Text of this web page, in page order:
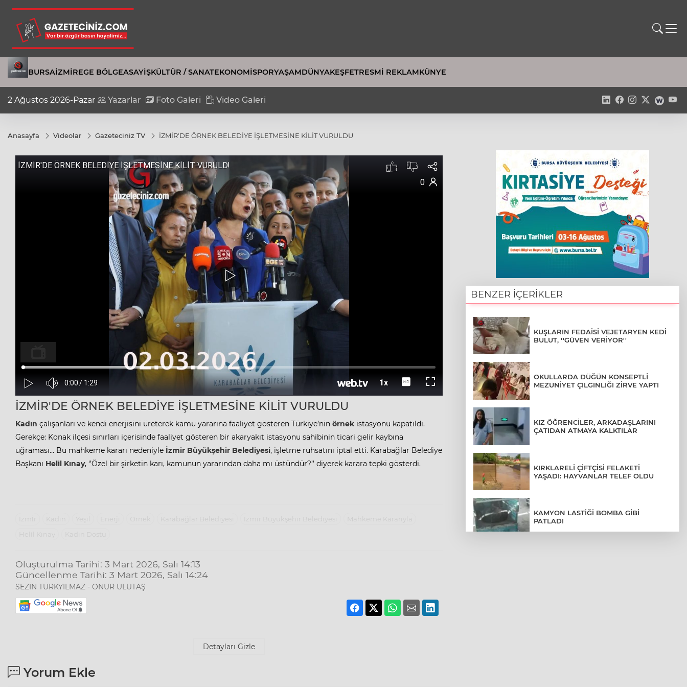
BURSAİZMIREGE BÖLGEASAYIŞKÜLTÜR / SANATEKONOMISPORYAŞAMDÜNYAKEŞFETRESMI REKLAMKÜNYE
2 Ağustos 2026-Pazar Yazarlar Foto Galeri Video Galeri
Anasayfa Videolar Gazeteciniz TV İZMİR'DE ÖRNEK BELEDİYE İŞLETMESİNE KİLİT VURULDU
İZMİR'DE ÖRNEK BELEDİYE İŞLETMESİNE KİLİT VURULDU
Kadın çalışanları ve kendi enerjisini üreterek kamu yararına faaliyet gösteren Türkiye’nin örnek istasyonu kapatıldı.
Gerekçe: Konak ilçesi sınırları içerisinde faaliyet gösteren bir akaryakıt istasyonu sahibinin ticari gelir kaybına
uğraması… Bu mahkeme kararı nedeniyle İzmir Büyükşehir Belediyesi, işletme ruhsatını iptal etti. Karabağlar Belediye
Başkanı Helil Kınay, ‘’Özel bir şirketin karı, kamunun yararından daha mı üstündür?’’ diyerek karara tepki gösterdi.
Oluşturulma Tarihi: 3 Mart 2026, Salı 14:13
Güncellenme Tarihi: 3 Mart 2026, Salı 14:24
SEZİN TÜRKYILMAZ - ONUR ULUTAŞ
Detayları Gizle
Yorum Ekle
BENZER İÇERİKLER
KUŞLARIN FEDAİSİ VEJETARYEN KEDİ
BULUT, ''GÜVEN VERİYOR''
OKULLARDA DÜĞÜN KONSEPTLİ
MEZUNİYET ÇILGINLIĞI ZİRVE YAPTI
KIZ ÖĞRENCİLER, ARKADAŞLARINI
ÇATIDAN ATMAYA KALKTILAR
KIRKLARELİ ÇİFTÇİSİ FELAKETİ
YAŞADI: HAYVANLAR TELEF OLDU
KAMYON LASTİĞİ BOMBA GİBİ
PATLADI